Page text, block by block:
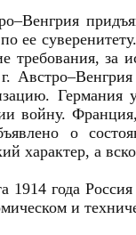
ее
требования, за
Германия
войну.
о
характер, а
1914 года
и